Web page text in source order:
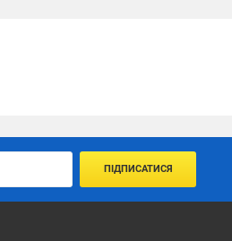
ПІДПИСАТИСЯ